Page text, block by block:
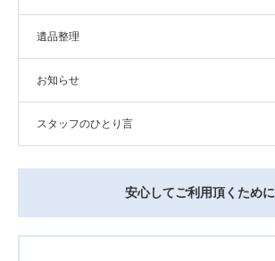
遺品整理
お知らせ
スタッフのひとり言
安心してご利用頂くために